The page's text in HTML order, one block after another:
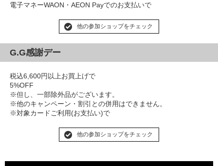
電子マネーWAON・AEON Payでのお支払いで
他の参加ショップをチェック
G.G感謝デー
税込6,600円以上お買上げで
5%OFF
※但し、一部除外品がございます。
※他のキャンペーン・割引との併用はできません。
※対象カードご利用(お支払い)で
他の参加ショップをチェック